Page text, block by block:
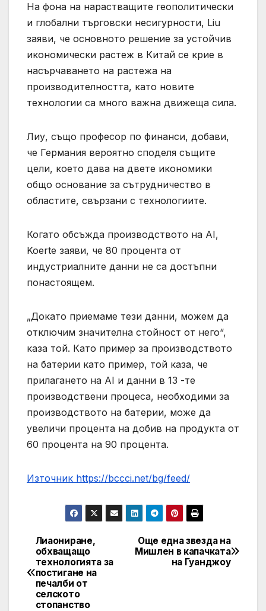
На фона на нарастващите геополитически
и глобални търговски несигурности, Liu
заяви, че основното решение за устойчив
икономически растеж в Китай се крие в
насърчаването на растежа на
производителността, като новите
технологии са много важна движеща сила.
Лиу, също професор по финанси, добави,
че Германия вероятно споделя същите
цели, което дава на двете икономики
общо основание за сътрудничество в
областите, свързани с технологиите.
Когато обсъжда производството на AI,
Koerte заяви, че 80 процента от
индустриалните данни не са достъпни
понастоящем.
„Докато приемаме тези данни, можем да
отключим значителна стойност от него“,
каза той. Като пример за производството
на батерии като пример, той каза, че
прилагането на AI и данни в 13 -те
производствени процеса, необходими за
производството на батерии, може да
увеличи процента на добив на продукта от
60 процента на 90 процента.
Източник https://bccci.net/bg/feed/
Post
navigation
Още една звезда на
Мишлен в капачката
на Гуанджоу
Лиаониране,
обхващащо
технологията за
постигане на
печалби от
селското
стопанство